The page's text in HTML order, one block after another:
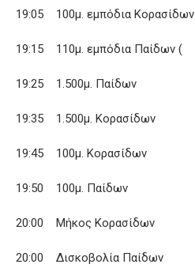
19:05 100μ. εμπόδια Κορασίδων
19:15 110μ. εμπόδια Παίδων (
19:25 1.500μ. Παίδων
19:35 1.500μ. Κορασίδων
19:45 100μ. Κορασίδων
19:50 100μ. Παίδων
20:00 Μήκος Κορασίδων
20:00 Δισκοβολία Παίδων